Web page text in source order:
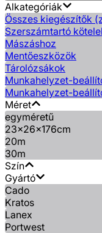
Alkategóriák
Összes kiegészítők
Szerszámtartó
Mászáshoz
Mentőeszközök
Tárolózsákok
Munkahelyzet-
Munkahelyzet-
Méret
egyméretű
23x26x176cm
20m
30m
Szín
Gyártó
Cado
Kratos
Lanex
Portwest